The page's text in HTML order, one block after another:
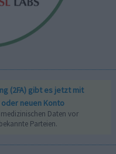
(2FA) gibt es jetzt mit
neuen Konto
Daten vor
Parteien.